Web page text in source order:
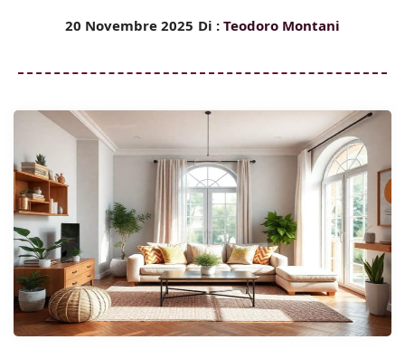
20 Novembre 2025 Di : Teodoro Montani